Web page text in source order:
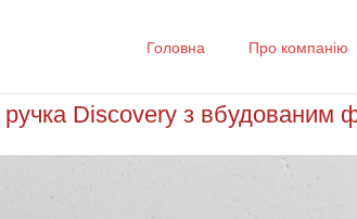
Головна Про компанію
Discovery з вбудованим